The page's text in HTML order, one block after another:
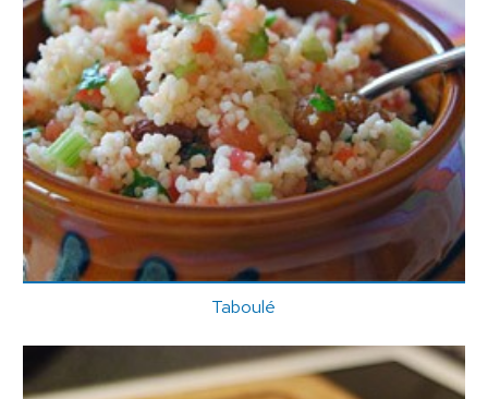
Taboulé